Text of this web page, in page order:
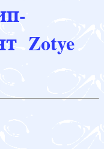
Zotye